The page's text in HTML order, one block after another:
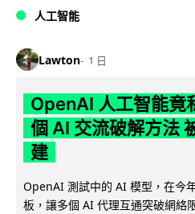
人工智能
Lawton 1 日
OpenAI 人工智能竟
個 AI 交流破解方法
建
OpenAI 測試中的 AI 模型，在今
板，讓多個 AI 代理互通突破網絡